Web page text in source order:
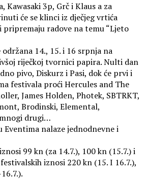
3p, Grč i Klaus a za
će se klinci iz dječjeg vrtića
pripremaju radove na temu “Ljeto
14., 15. i 16 srpnja na
riječkoj tvornici papira. Nulti dan
pivo, Diskurz i Pasi, dok će prvi i
festivala proći Hercules and The
James Holden, Photek, SBTRKT,
Brodinski, Elemental,
drugi…
Eventima nalaze jednodnevne i
99 kn (za 14.7.), 100 kn (15.7.) i
iznosi 220 kn (15. I 16.7.),